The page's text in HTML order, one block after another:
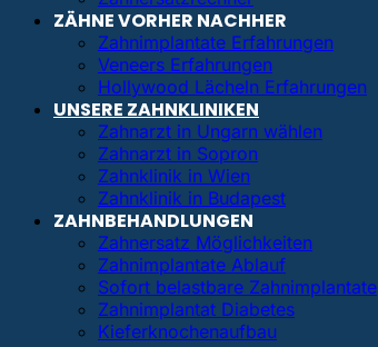
ZÄHNE VORHER NACHHER
Zahnimplantate Erfahrungen
Veneers Erfahrungen
Hollywood Lächeln Erfahrungen
UNSERE ZAHNKLINIKEN
Zahnarzt in Ungarn wählen
Zahnarzt in Sopron
Zahnklinik in Wien
Zahnklinik in Budapest
ZAHNBEHANDLUNGEN
Zahnersatz Möglichkeiten
Zahnimplantate Ablauf
Sofort belastbare Zahnimplantate
Zahnimplantat Diabetes
Kieferknochenaufbau